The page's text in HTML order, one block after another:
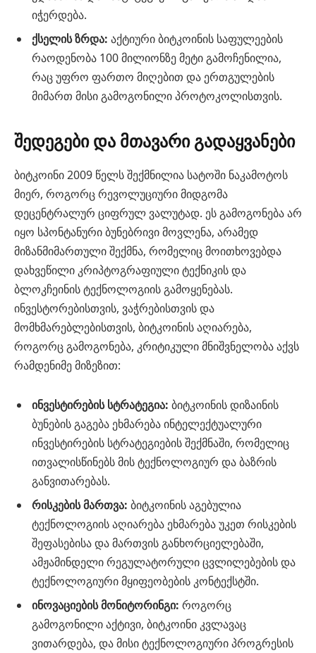
იჭერდება.
ქსელის ზრდა: აქტიური ბიტკოინის საფულეების
რაოდენობა 100 მილიონზე მეტი გამოჩენილია,
რაც უფრო ფართო მიღებით და ერთგულების
მიმართ მისი გამოგონილი პროტოკოლისთვის.
შედეგები და მთავარი გადაყვანები
ბიტკოინი 2009 წელს შექმნილია სატოში ნაკამოტოს
მიერ, როგორც რევოლუციური მიდგომა
დეცენტრალურ ციფრულ ვალუტად. ეს გამოგონება არ
იყო სპონტანური ბუნებრივი მოვლენა, არამედ
მიზანმიმართული შექმნა, რომელიც მოითხოვებდა
დახვეწილი კრიპტოგრაფიული ტექნიკის და
ბლოკჩეინის ტექნოლოგიის გამოყენებას.
ინვესტორებისთვის, ვაჭრებისთვის და
მომხმარებლებისთვის, ბიტკოინის აღიარება,
როგორც გამოგონება, კრიტიკული მნიშვნელობა აქვს
რამდენიმე მიზეზით:
ინვესტირების სტრატეგია: ბიტკოინის დიზაინის
ბუნების გაგება ეხმარება ინტელექტუალური
ინვესტირების სტრატეგიების შექმნაში, რომელიც
ითვალისწინებს მის ტექნოლოგიურ და ბაზრის
განვითარებას.
რისკების მართვა: ბიტკოინის აგებულია
ტექნოლოგიის აღიარება ეხმარება უკეთ რისკების
შეფასებისა და მართვის განხორციელებაში,
ამჟამინდელი რეგულატორული ცვლილებების და
ტექნოლოგიური მყიფეობების კონტექსტში.
ინოვაციების მონიტორინგი: როგორც
გამოგონილი აქტივი, ბიტკოინი კვლავაც
ვითარდება, და მისი ტექნოლოგიური პროგრესის